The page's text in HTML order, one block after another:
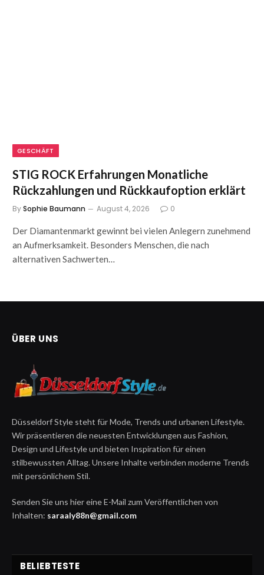
GESCHÄFT
STIG ROCK Erfahrungen Monatliche
Rückzahlungen und Rückkaufoption erklärt
BySophie Baumann August 4, 2026 0
Der Diamantenmarkt gewinnt bei vielen Anlegern zunehmend
an Aufmerksamkeit. Besonders Menschen, die nach
alternativen Sachwerten…
ÜBER UNS
Düsseldorf Style steht für Mode, Trends und urbanen Lifestyle.
Wir präsentieren die neuesten Entwicklungen aus Fashion,
Design und Lifestyle und bieten Inspiration für einen
stilbewussten Alltag. Unsere Inhalte verbinden moderne Trends
mit persönlichem Stil.
Senden Sie uns hier eine E-Mail zum Veröffentlichen von
Inhalten: saraaly88n@gmail.com
BELIEBTESTE